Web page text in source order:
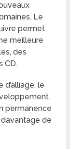
Le
permet
meilleure
des
CD.
le
permanence
de